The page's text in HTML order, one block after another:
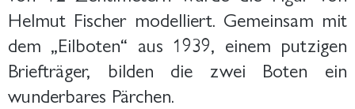
Helmut Fischer modelliert. Gemeinsam mit
dem „Eilboten“ aus 1939, einem putzigen
Briefträger, bilden die zwei Boten ein
wunderbares Pärchen.